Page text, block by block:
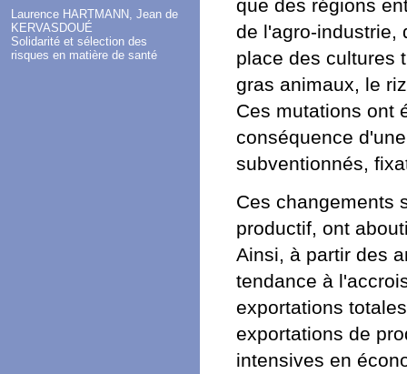
Laurence HARTMANN, Jean de
KERVASDOUÉ
Solidarité et sélection des
risques en matière de santé
que des régions
de l'agro-industrie,
place des cultures
gras animaux, le
Ces mutations ont
conséquence
subventionnés,
Ces changements
productif, ont
Ainsi, à partir des
tendance à
exportations
exportations de
intensives en